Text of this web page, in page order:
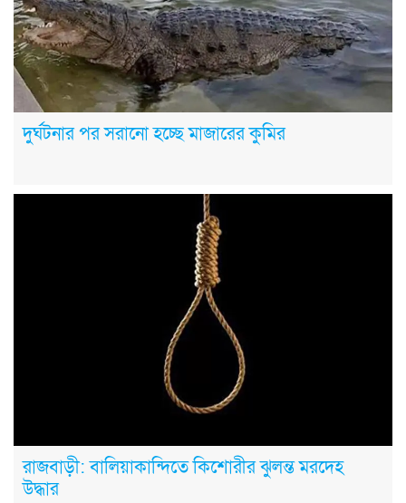
দুর্ঘটনার পর সরানো হচ্ছে মাজারের কুমির
রাজবাড়ী: বালিয়াকান্দিতে কিশোরীর ঝুলন্ত মরদেহ
উদ্ধার